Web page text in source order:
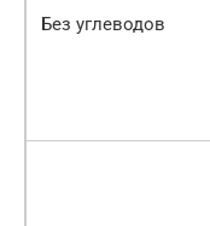
Без углеводов